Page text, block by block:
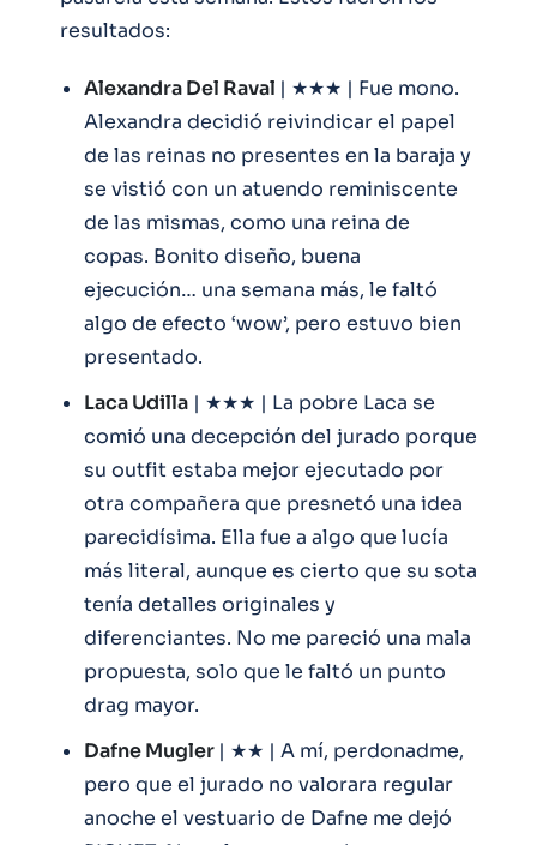
resultados:
Alexandra Del Raval | ★★★ | Fue mono.
Alexandra decidió reivindicar el papel
de las reinas no presentes en la baraja y
se vistió con un atuendo reminiscente
de las mismas, como una reina de
copas. Bonito diseño, buena
ejecución… una semana más, le faltó
algo de efecto ‘wow’, pero estuvo bien
presentado.
Laca Udilla | ★★★ | La pobre Laca se
comió una decepción del jurado porque
su outfit estaba mejor ejecutado por
otra compañera que presnetó una idea
parecidísima. Ella fue a algo que lucía
más literal, aunque es cierto que su sota
tenía detalles originales y
diferenciantes. No me pareció una mala
propuesta, solo que le faltó un punto
drag mayor.
Dafne Mugler | ★★ | A mí, perdonadme,
pero que el jurado no valorara regular
anoche el vestuario de Dafne me dejó